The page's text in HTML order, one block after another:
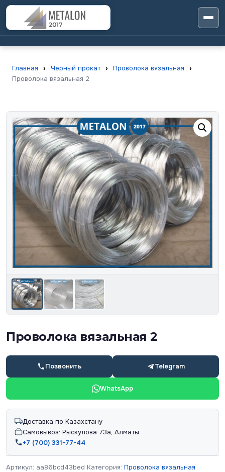
Главная › Черный прокат › Проволока вязальная
›
Проволока вязальная 2
Проволока вязальная 2
Позвонить Telegram
WhatsApp
Доставка по Казахстану
Самовывоз: Рыскулова 73а, Алматы
+7 (700) 331-77-44
Артикул: aa86bcd43bed Категория: Проволока вязальная